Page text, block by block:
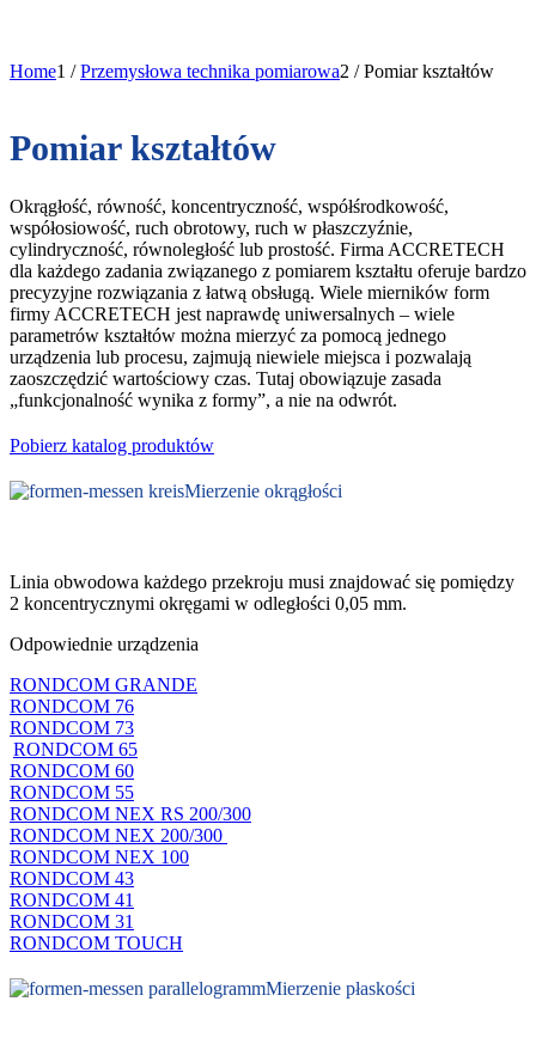
Home1 / Przemysłowa technika pomiarowa2 / Pomiar kształtów
Pomiar kształtów
Okrągłość, równość, koncentryczność, współśrodkowość,
współosiowość, ruch obrotowy, ruch w płaszczyźnie,
cylindryczność, równoległość lub prostość. Firma ACCRETECH
dla każdego zadania związanego z pomiarem kształtu oferuje bardzo
precyzyjne rozwiązania z łatwą obsługą. Wiele mierników form
firmy ACCRETECH jest naprawdę uniwersalnych – wiele
parametrów kształtów można mierzyć za pomocą jednego
urządzenia lub procesu, zajmują niewiele miejsca i pozwalają
zaoszczędzić wartościowy czas. Tutaj obowiązuje zasada
„funkcjonalność wynika z formy”, a nie na odwrót.
Pobierz katalog produktów
Mierzenie okrągłości
Linia obwodowa każdego przekroju musi znajdować się pomiędzy
2 koncentrycznymi okręgami w odległości 0,05 mm.
Odpowiednie urządzenia
RONDCOM GRANDE
RONDCOM 76
RONDCOM 73
RONDCOM 65
RONDCOM 60
RONDCOM 55
RONDCOM NEX RS 200/300
RONDCOM NEX 200/300
RONDCOM NEX 100
RONDCOM 43
RONDCOM 41
RONDCOM 31
RONDCOM TOUCH
Mierzenie płaskości